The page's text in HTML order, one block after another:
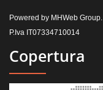
Powered by MHWeb Group.
P.Iva IT07334710014
Copertura